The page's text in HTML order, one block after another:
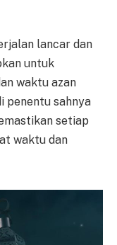
lancar dan
untuk
waktu azan
penentu sahnya
setiap
waktu dan